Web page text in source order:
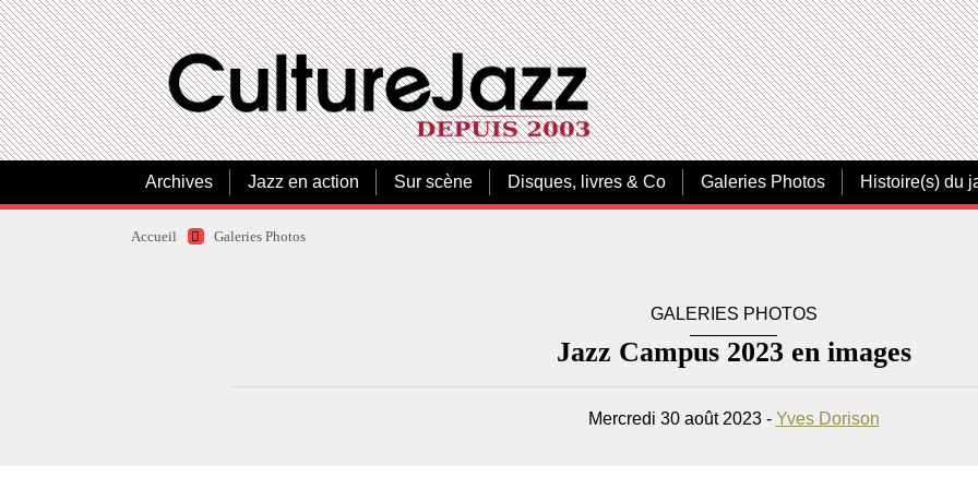
Archives Jazz en action Sur scène Disques, livres & Co Galeries Photos Histoire(s) du
Accueil Galeries Photos
GALERIES PHOTOS
Jazz Campus 2023 en images
Mercredi 30 août 2023 - Yves Dorison